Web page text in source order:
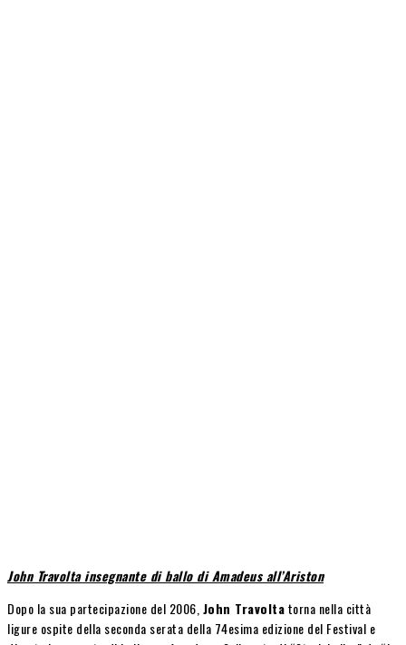
John Travolta insegnante di ballo di Amadeus all’Ariston
Dopo la sua partecipazione del 2006, John Travoltatorna nella città
ligure ospite della seconda serata della 74esima edizione del Festival e